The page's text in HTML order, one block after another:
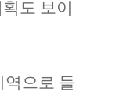
도 보이
역으로 들